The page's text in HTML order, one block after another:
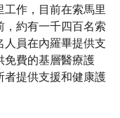
作，目前在索馬里
約有一千四百名索
員在內羅畢提供支
免費的基層醫療護
者提供支援和健康護